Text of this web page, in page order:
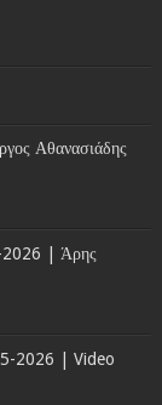
Αθανασιάδης
2026 | Άρης
2026 | Video